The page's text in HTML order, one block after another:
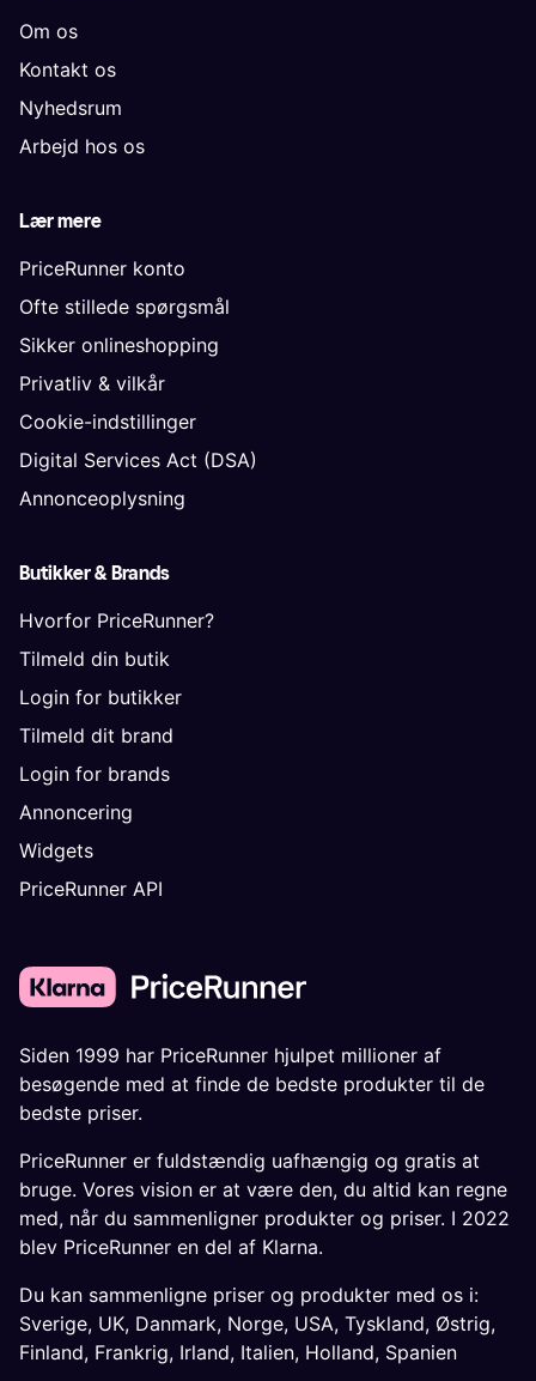
Om os
Kontakt os
Nyhedsrum
Arbejd hos os
Lær mere
PriceRunner konto
Ofte stillede spørgsmål
Sikker onlineshopping
Privatliv & vilkår
Cookie-indstillinger
Digital Services Act (DSA)
Annonceoplysning
Butikker & Brands
Hvorfor PriceRunner?
Tilmeld din butik
Login for butikker
Tilmeld dit brand
Login for brands
Annoncering
Widgets
PriceRunner API
Siden 1999 har PriceRunner hjulpet millioner af
besøgende med at finde de bedste produkter til de
bedste priser.
PriceRunner er fuldstændig uafhængig og gratis at
bruge. Vores vision er at være den, du altid kan regne
med, når du sammenligner produkter og priser. I 2022
blev PriceRunner en del af Klarna.
Du kan sammenligne priser og produkter med os i:
Sverige, UK, Danmark, Norge, USA, Tyskland, Østrig,
Finland, Frankrig, Irland, Italien, Holland, Spanien